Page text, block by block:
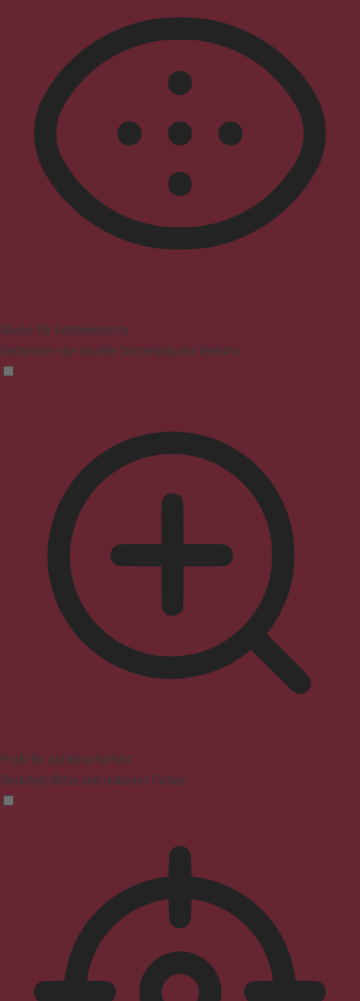
Modus für Sehbehinderte
Verbessert die visuelle Darstellung der Website
Profil für Anfallssicherheit
Beseitigt Blitze und reduziert Farben